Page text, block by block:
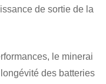
de sortie de la
le minerai
des batteries